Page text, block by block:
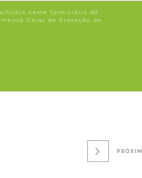
neste formulário de
Geral de Proteção de